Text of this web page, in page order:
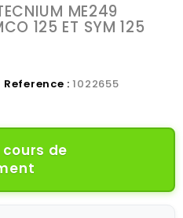
ME249
125 ET SYM 125
Reference : 1022655
de